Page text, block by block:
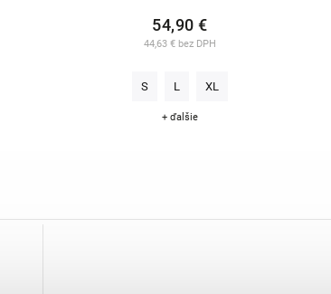
44,63 € bez DPH
54,90 €
S L XL
+ ďalšie